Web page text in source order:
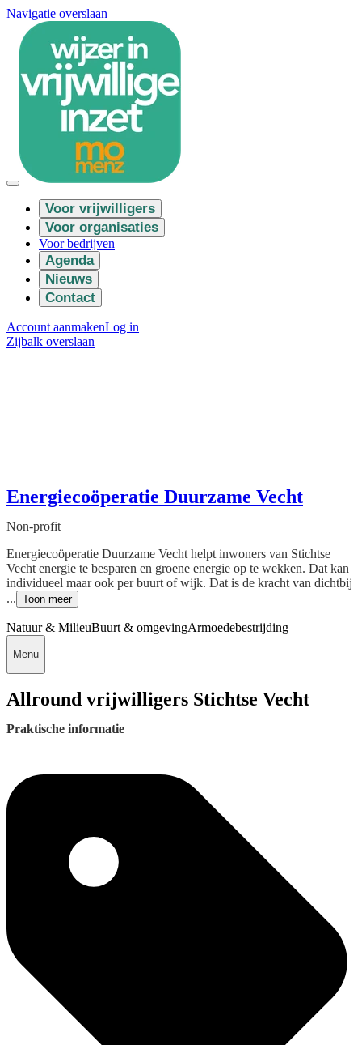
Navigatie overslaan
Voor vrijwilligers
Voor organisaties
Voor bedrijven
Agenda
Nieuws
Contact
Account aanmakenLog in
Zijbalk overslaan
Energiecoöperatie Duurzame Vecht
Non-profit
Energiecoöperatie Duurzame Vecht helpt inwoners van Stichtse
Vecht energie te besparen en groene energie op te wekken. Dat kan
individueel maar ook per buurt of wijk. Dat is de kracht van dichtbij
... Toon meer
Natuur & MilieuBuurt & omgevingArmoedebestrijding
Menu
Allround vrijwilligers Stichtse Vecht
Praktische informatie